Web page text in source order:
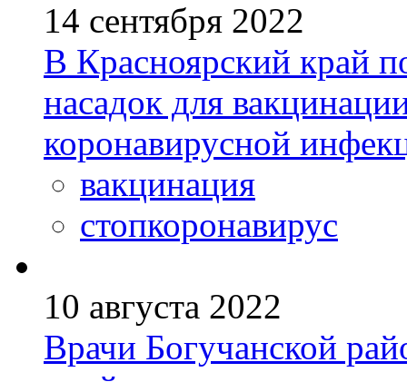
14 сентября 2022
В Красноярский край
насадок для
коронавирусной
вакцинация
стопкоронавирус
10 августа 2022
Врачи Богучанской